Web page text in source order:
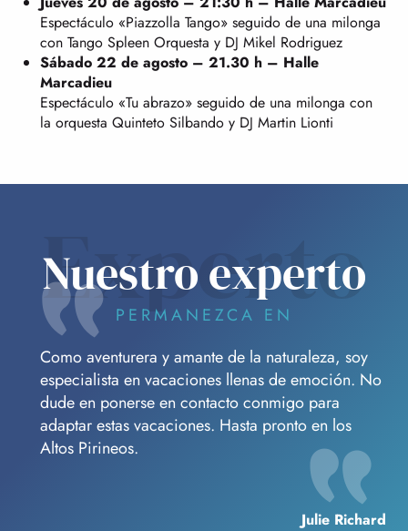
Espectáculo «Piazzolla Tango» seguido de una milonga
con Tango Spleen Orquesta y DJ Mikel Rodriguez
Sábado 22 de agosto – 21.30 h – Halle
Marcadieu
Espectáculo «Tu abrazo» seguido de una milonga con
la orquesta Quinteto Silbando y DJ Martin Lionti
Experto
Nuestro experto
PERMANEZCA EN
Como aventurera y amante de la naturaleza, soy
especialista en vacaciones llenas de emoción. No
dude en ponerse en contacto conmigo para
adaptar estas vacaciones. Hasta pronto en los
Altos Pirineos.
Julie Richard